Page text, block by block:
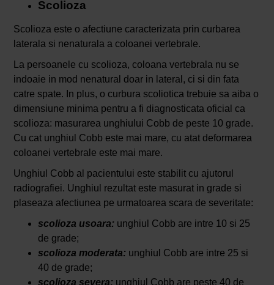
Scolioza
Scolioza este o afectiune caracterizata prin curbarea
laterala si nenaturala a coloanei vertebrale.
La persoanele cu scolioza, coloana vertebrala nu se
indoaie in mod nenatural doar in lateral, ci si din fata
catre spate. In plus, o curbura scoliotica trebuie sa aiba o
dimensiune minima pentru a fi diagnosticata oficial ca
scolioza: masurarea unghiului Cobb de peste 10 grade.
Cu cat unghiul Cobb este mai mare, cu atat deformarea
coloanei vertebrale este mai mare.
Unghiul Cobb al pacientului este stabilit cu ajutorul
radiografiei. Unghiul rezultat este masurat in grade si
plaseaza afectiunea pe urmatoarea scara de severitate:
scolioza usoara:unghiul Cobb are intre 10 si 25
de grade;
scolioza moderata:unghiul Cobb are intre 25 si
40 de grade;
scolioza severa:unghiul Cobb are peste 40 de